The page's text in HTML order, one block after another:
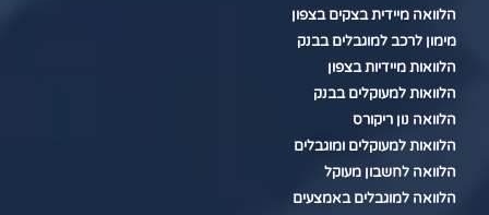
הלוואה מיידית בצקים בצפון
מימון לרכב למוגבלים בבנק
הלוואות מיידיות בצפון
הלוואות למעוקלים בבנק
הלוואה נון ריקורס
הלוואות למעוקלים ומוגבלים
הלוואה לחשבון מעוקל
הלוואה למוגבלים באמצעים